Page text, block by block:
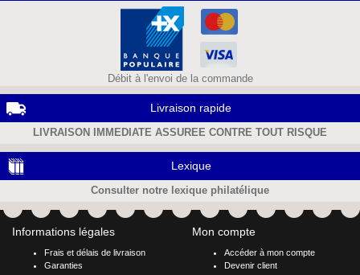
Débit à l'envoi de la commande
Livraison rapide
LIVRAISON IMMEDIATE ASSUREE CONTRE TOUT RISQUE
Lexique
Consulter notre lexique philatélique
Informations légales
Frais et délais de livraison
Garanties
Mon compte
Accéder à mon compte
Devenir client